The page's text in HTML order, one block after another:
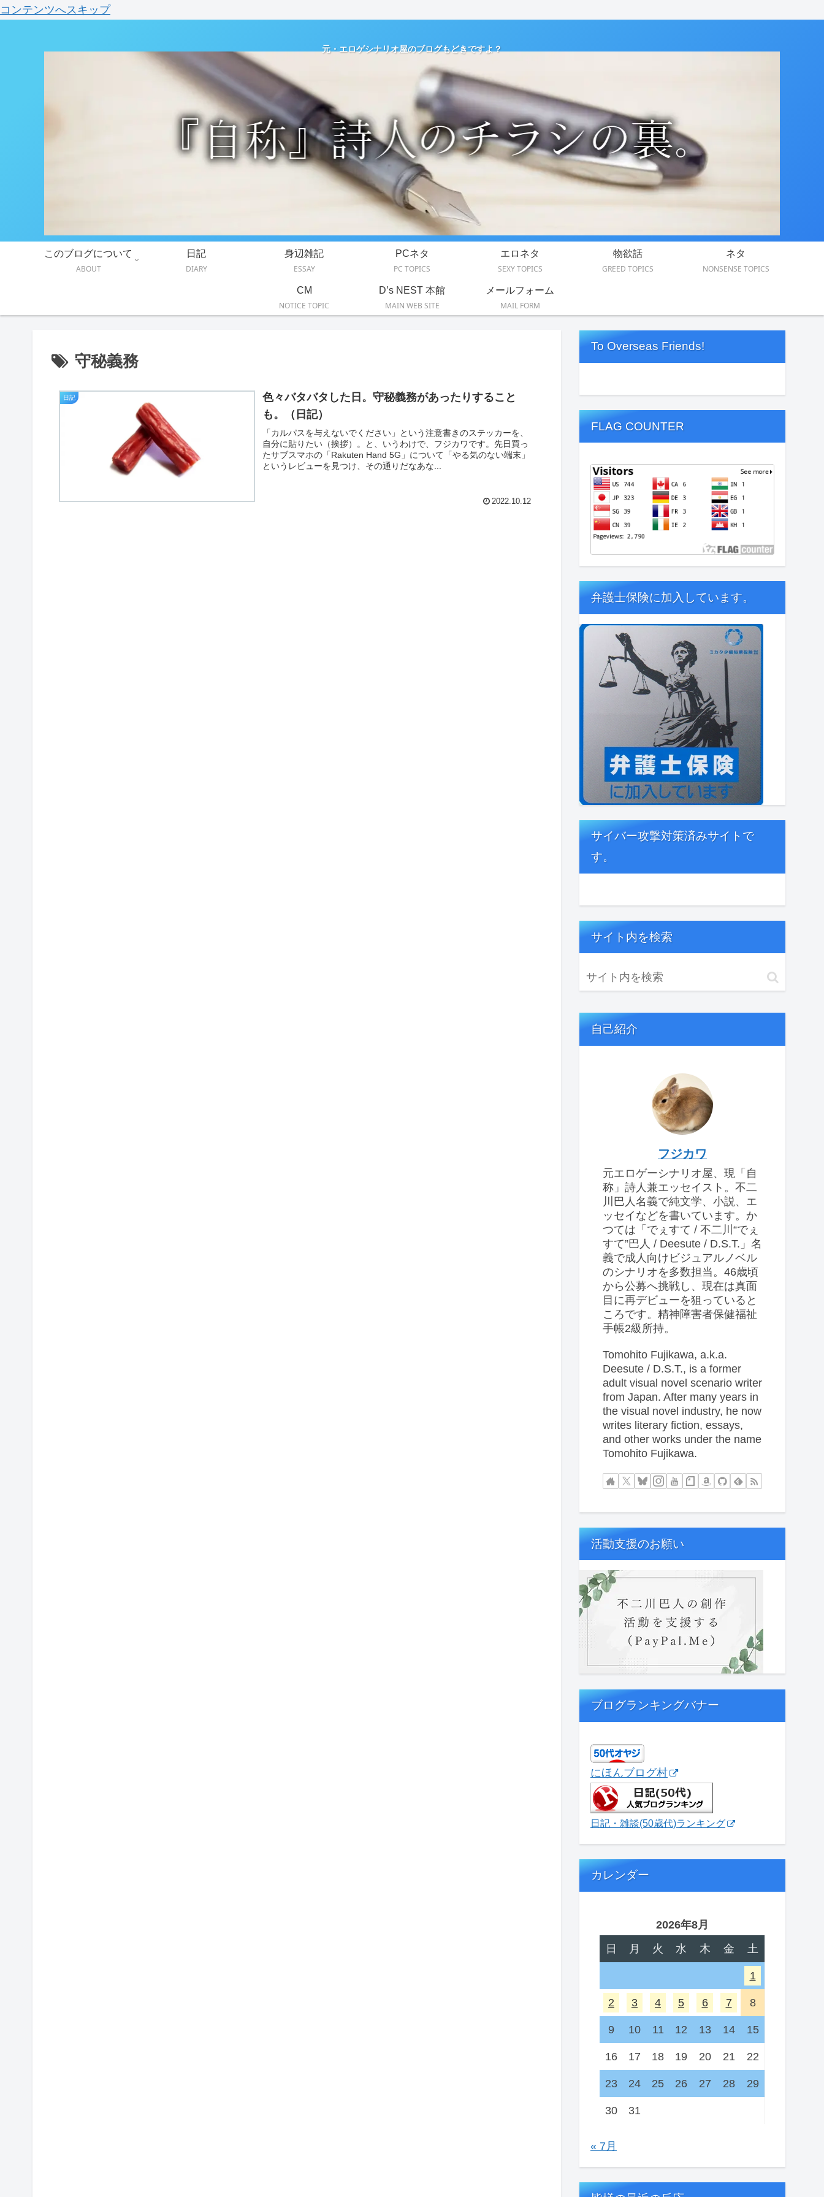
コンテンツへスキップ
元・エロゲシナリオ屋のブログもどきですよ？
このブログについて
ABOUT
日記
DIARY
身辺雑記
ESSAY
PCネタ
PC TOPICS
エロネタ
SEXY TOPICS
物欲話
GREED TOPICS
ネタ
NONSENSE TOPICS
CM
NOTICE TOPIC
D’s NEST 本館
MAIN WEB SITE
メールフォーム
MAIL FORM
守秘義務
日記
色々バタバタした日。守秘義務があったりすること
も。（日記）
「カルパスを与えないでください」という注意書きのステッカーを、
自分に貼りたい（挨拶）。と、いうわけで、フジカワです。先日買っ
たサブスマホの「Rakuten Hand 5G」について「やる気のない端末」
というレビューを見つけ、その通りだなあな...
2022.10.12
To Overseas Friends!
FLAG COUNTER
弁護士保険に加入しています。
サイバー攻撃対策済みサイトで
す。
サイト内を検索
自己紹介
フジカワ
元エロゲーシナリオ屋、現「自
称」詩人兼エッセイスト。不二
川巴人名義で純文学、小説、エ
ッセイなどを書いています。か
つては「でぇすて / 不二川“でぇ
すて”巴人 / Deesute / D.S.T.」名
義で成人向けビジュアルノベル
のシナリオを多数担当。46歳頃
から公募へ挑戦し、現在は真面
目に再デビューを狙っていると
ころです。精神障害者保健福祉
手帳2級所持。
Tomohito Fujikawa, a.k.a.
Deesute / D.S.T., is a former
adult visual novel scenario writer
from Japan. After many years in
the visual novel industry, he now
writes literary fiction, essays,
and other works under the name
Tomohito Fujikawa.
活動支援のお願い
ブログランキングバナー
にほんブログ村
日記・雑談(50歳代)ランキング
カレンダー
2026年8月
日
月 火 水 木 金 土
1
2 3 4 5 6 7 8
9 10 11 12 13 14 15
16 17 18 19 20 21 22
23 24 25 26 27 28 29
30 31
« 7月